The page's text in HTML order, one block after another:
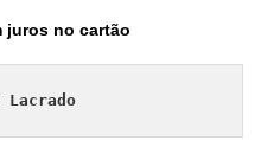
juros no cartão